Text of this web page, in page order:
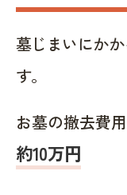
墓じまいにか
す。
お墓の撤去費
約10万円